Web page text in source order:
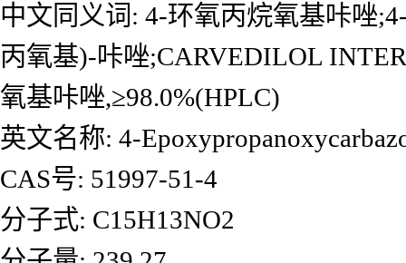
中文同义词: 4-环氧丙烷氧基咔唑
丙氧基)-咔唑;CARVEDILOL
氧基咔唑,≥98.0%(HPLC)
英文名称: 4-
CAS号: 51997-51-4
分子式: C15H13NO2